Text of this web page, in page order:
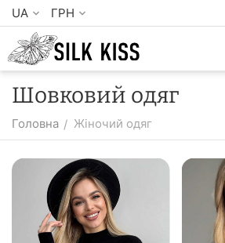
UA ГРН
Шовковий одяг
Головна / Жіночий одяг